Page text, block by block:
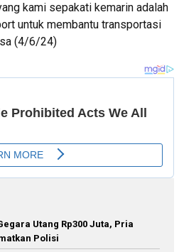
kami sepakati kemarin adalah
untuk membantu transportasi
(4/6/24)
Utang Rp300 Juta, Pria
Polisi